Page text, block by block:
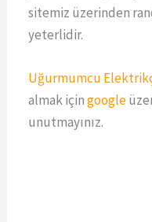
sitemiz üzerinden
yeterlidir.
Uğurmumcu
almak içingoogle
unutmayınız.